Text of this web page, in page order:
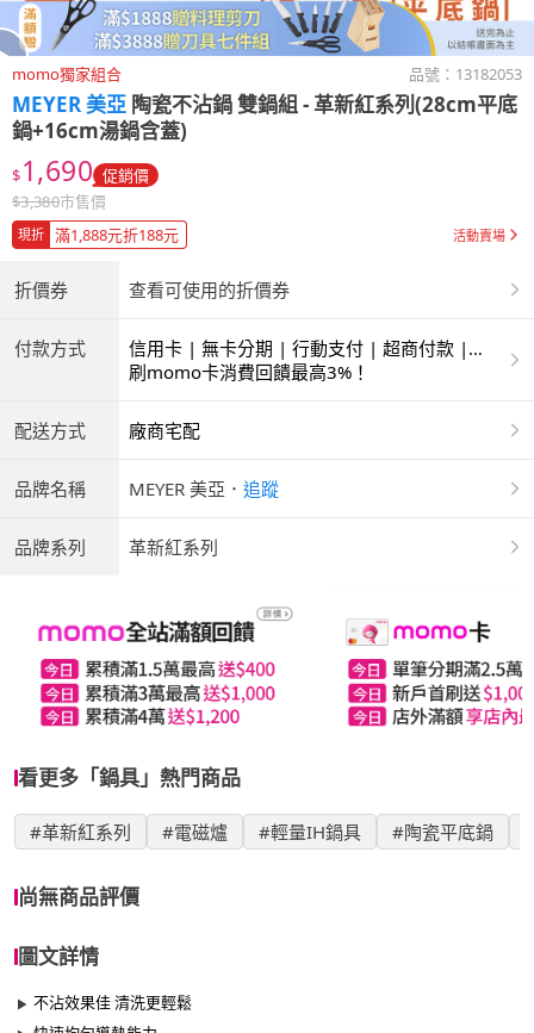
momo獨家組合 品號： 13182053
MEYER 美亞 陶瓷不沾鍋 雙鍋組 - 革新紅系列(28cm平底
鍋+16cm湯鍋含蓋)
$1,690 促銷價
$3,380市售價
現折 滿1,888元折188元 活動賣場
折價券 查看可使用的折價券
付款方式
信用卡 | 無卡分期 | 行動支付 | 超商付款 |
ATM | 銀聯卡
刷momo卡消費回饋最高3%！
配送方式 廠商宅配
品牌名稱 MEYER 美亞 ． 追蹤
品牌系列 革新紅系列
看更多「鍋具」熱門商品
#革新紅系列 #電磁爐 #輕量IH鍋具 #陶瓷平底鍋
尚無商品評價
圖文詳情
不沾效果佳 清洗更輕鬆